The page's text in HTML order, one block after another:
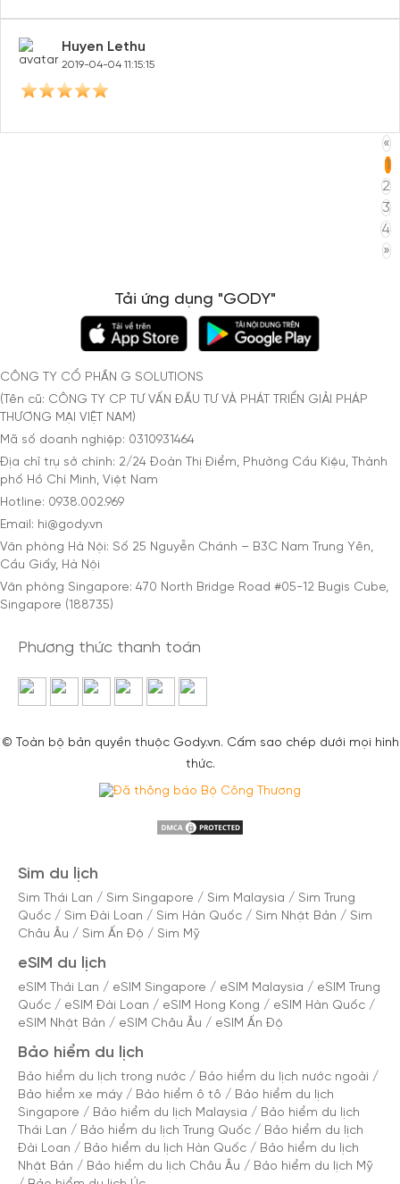
Huyen Lethu
2019-04-04 11:15:15
«
1
2
3
4
»
Tải ứng dụng "GODY"
CÔNG TY CỔ PHẦN G SOLUTIONS
(Tên cũ: CÔNG TY CP TƯ VẤN ĐẦU TƯ VÀ PHÁT TRIỂN GIẢI PHÁP
THƯƠNG MẠI VIỆT NAM)
Mã số doanh nghiệp: 0310931464
Địa chỉ trụ sở chính: 2/24 Đoàn Thị Điểm, Phường Cầu Kiệu, Thành
phố Hồ Chí Minh, Việt Nam
Hotline: 0938.002.969
Email: hi@gody.vn
Văn phòng Hà Nội: Số 25 Nguyễn Chánh – B3C Nam Trung Yên,
Cầu Giấy, Hà Nội
Văn phòng Singapore: 470 North Bridge Road #05-12 Bugis Cube,
Singapore (188735)
Phương thức thanh toán
© Toàn bộ bản quyền thuộc Gody.vn. Cấm sao chép dưới mọi hình
thức.
Sim du lịch
Sim Thái Lan / Sim Singapore / Sim Malaysia / Sim Trung
Quốc / Sim Đài Loan / Sim Hàn Quốc / Sim Nhật Bản / Sim
Châu Âu / Sim Ấn Độ / Sim Mỹ
eSIM du lịch
eSIM Thái Lan / eSIM Singapore / eSIM Malaysia / eSIM Trung
Quốc / eSIM Đài Loan / eSIM Hong Kong / eSIM Hàn Quốc /
eSIM Nhật Bản / eSIM Châu Âu / eSIM Ấn Độ
Bảo hiểm du lịch
Bảo hiểm du lịch trong nước / Bảo hiểm du lịch nước ngoài /
Bảo hiểm xe máy / Bảo hiểm ô tô / Bảo hiểm du lịch
Singapore / Bảo hiểm du lịch Malaysia / Bảo hiểm du lịch
Thái Lan / Bảo hiểm du lịch Trung Quốc / Bảo hiểm du lịch
Đài Loan / Bảo hiểm du lịch Hàn Quốc / Bảo hiểm du lịch
Nhật Bản / Bảo hiểm du lịch Châu Âu / Bảo hiểm du lịch Mỹ